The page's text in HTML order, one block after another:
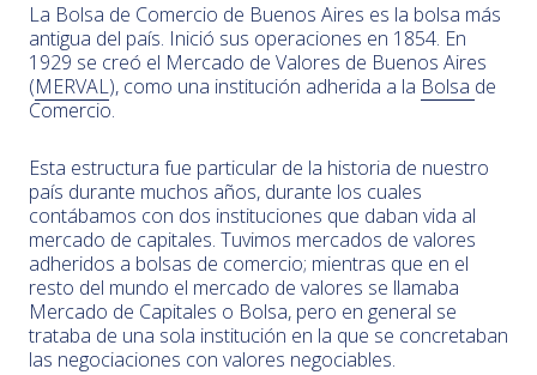
La Bolsa de Comercio de Buenos Aires es la bolsa más
antigua del país. Inició sus operaciones en 1854. En
1929 se creó el Mercado de Valores de Buenos Aires
(MERVAL), como una institución adherida a la Bolsa de
Comercio.
Esta estructura fue particular de la historia de nuestro
país durante muchos años, durante los cuales
contábamos con dos instituciones que daban vida al
mercado de capitales. Tuvimos mercados de valores
adheridos a bolsas de comercio; mientras que en el
resto del mundo el mercado de valores se llamaba
Mercado de Capitales o Bolsa, pero en general se
trataba de una sola institución en la que se concretaban
las negociaciones con valores negociables.